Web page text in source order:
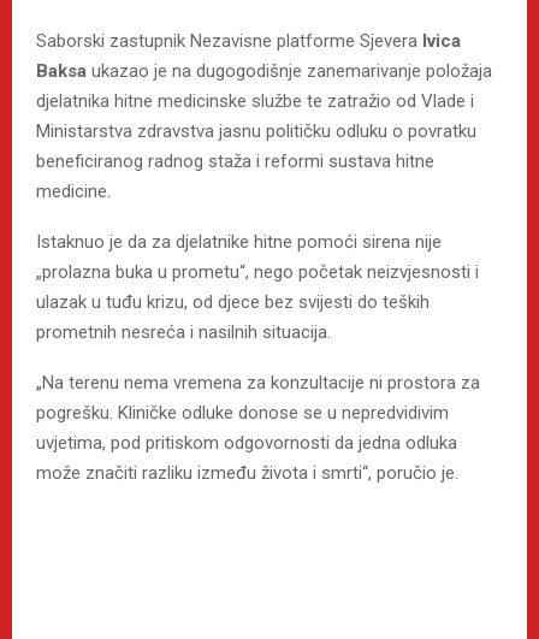
Saborski zastupnik Nezavisne platforme Sjevera Ivica
Baksa ukazao je na dugogodišnje zanemarivanje položaja
djelatnika hitne medicinske službe te zatražio od Vlade i
Ministarstva zdravstva jasnu političku odluku o povratku
beneficiranog radnog staža i reformi sustava hitne
medicine.
Istaknuo je da za djelatnike hitne pomoći sirena nije
„prolazna buka u prometu“, nego početak neizvjesnosti i
ulazak u tuđu krizu, od djece bez svijesti do teških
prometnih nesreća i nasilnih situacija.
„Na terenu nema vremena za konzultacije ni prostora za
pogrešku. Kliničke odluke donose se u nepredvidivim
uvjetima, pod pritiskom odgovornosti da jedna odluka
može značiti razliku između života i smrti“, poručio je.